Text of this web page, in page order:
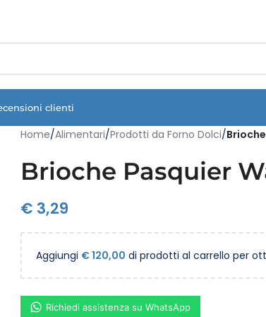
clienti
Home/Alimentari/Prodotti da Forno Dolci/
Brioche Pasquier
€ 3,29
Aggiungi €120,00 di prodotti al carrello per
Richiedi assistenza su WhatsApp